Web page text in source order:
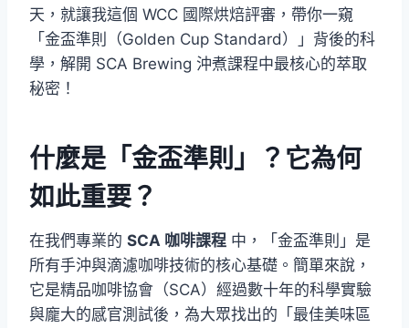
天，就讓我這個 WCC 國際烘焙評審，帶你一窺
「金盃準則（Golden Cup Standard）」背後的科
學，解開 SCA Brewing 沖煮課程中最核心的萃取
秘密！
什麼是「金盃準則」？它為何
如此重要？
在我們專業的 SCA 咖啡課程 中，「金盃準則」是
所有手沖與滴濾咖啡技術的核心基礎。簡單來說，
它是精品咖啡協會（SCA）經過數十年的科學實驗
與龐大的感官測試後，為大眾找出的「最佳美味區